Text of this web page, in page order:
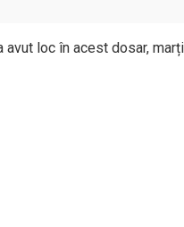
avut loc în acest dosar,